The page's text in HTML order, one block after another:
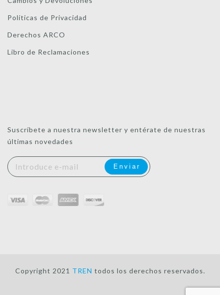
Políticas de Privacidad
Derechos ARCO
Libro de Reclamaciones
Suscríbete a nuestra newsletter y entérate de nuestras
últimas novedades
Copyright 2021 TREN todos los derechos reservados.